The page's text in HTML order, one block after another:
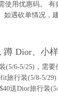
用优惠码。 有
遇砍单情况，
蹲 Dior、小
(5/6-5/25)，需
行装(5/8-5/29)
送Dior旅行装